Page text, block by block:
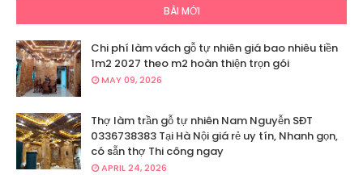
BÀI MỚI
Chi phí làm vách gỗ tự nhiên giá bao nhiêu tiền
1m2 2027 theo m2 hoàn thiện trọn gói
MAY 09, 2026
Thợ làm trần gỗ tự nhiên Nam Nguyễn SĐT
0336738383 Tại Hà Nội giá rẻ uy tín, Nhanh gọn,
có sẵn thợ Thi công ngay
APRIL 24, 2026